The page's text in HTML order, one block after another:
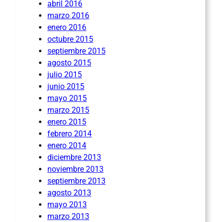
abril 2016
marzo 2016
enero 2016
octubre 2015
septiembre 2015
agosto 2015
julio 2015
junio 2015
mayo 2015
marzo 2015
enero 2015
febrero 2014
enero 2014
diciembre 2013
noviembre 2013
septiembre 2013
agosto 2013
mayo 2013
marzo 2013